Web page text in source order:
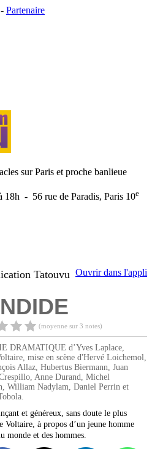
- Partenaire
sur Paris et proche banlieue
18h - 56 rue de Paradis, Paris 10e
Ouvrir dans l'appli
Tatouvu
(moyenne sur 3 notes)
DRAMATIQUE d’Yves Laplace,
mise en scène d'Hervé Loichemol,
Allaz, Hubertus Biermann, Juan
Anne Durand, Michel
William Nadylam, Daniel Perrin et
et généreux, sans doute le plus
Voltaire, à propos d’un jeune homme
monde et des hommes.